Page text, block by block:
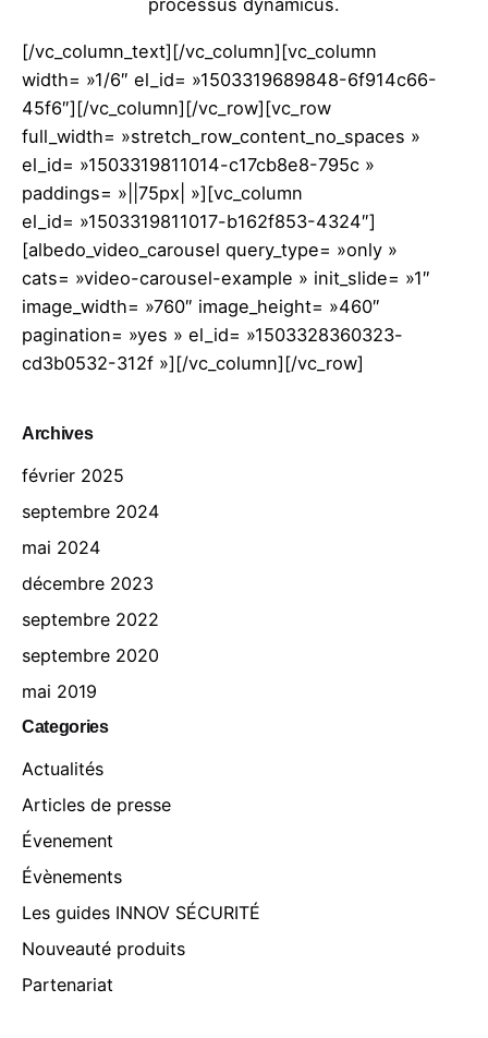
Archives
février 2025
septembre 2024
mai 2024
décembre 2023
septembre 2022
septembre 2020
mai 2019
Categories
Actualités
Articles de presse
Évenement
Évènements
Les guides INNOV SÉCURITÉ
Nouveauté produits
Partenariat
processus dynamicus.
[/vc_column_text][/vc_column][vc_column
width= »1/6″ el_id= »1503319689848-6f914c66-
45f6″][/vc_column][/vc_row][vc_row
full_width= »stretch_row_content_no_spaces »
el_id= »1503319811014-c17cb8e8-795c »
paddings= »||75px| »][vc_column
el_id= »1503319811017-b162f853-4324″]
[albedo_video_carousel query_type= »only »
cats= »video-carousel-example » init_slide= »1″
image_width= »760″ image_height= »460″
pagination= »yes » el_id= »1503328360323-
cd3b0532-312f »][/vc_column][/vc_row]